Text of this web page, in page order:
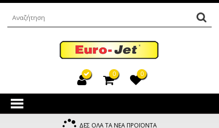
0 0
ΔΕΣ ΟΛΑ ΤΑ ΝΕΑ ΠΡΟΪΟΝΤΑ